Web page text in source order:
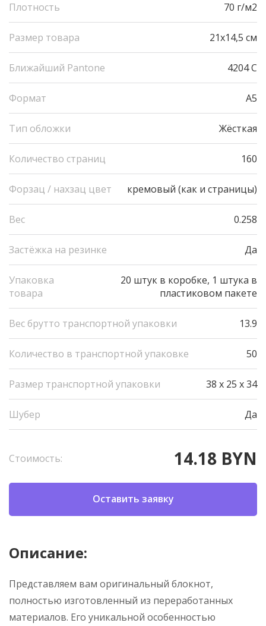
Плотность 70 г/м2
Размер товара 21х14,5 см
Ближайший Pantone 4204 С
Формат A5
Тип обложки Жёсткая
Количество страниц 160
Форзац / нахзац цвет кремовый (как и страницы)
Вес 0.258
Застёжка на резинке Да
Упаковка
товара
20 штук в коробке, 1 штука в
пластиковом пакете
Вес брутто транспортной упаковки 13.9
Количество в транспортной упаковке 50
Размер транспортной упаковки 38 x 25 x 34
Шубер Да
Стоимость: 14.18 BYN
Оставить заявку
Описание:
Представляем вам оригинальный блокнот,
полностью изготовленный из переработанных
материалов. Его уникальной особенностью